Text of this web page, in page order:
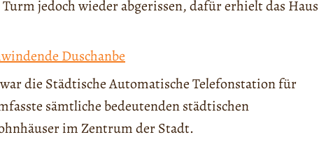
jedoch wieder abgerissen, dafür erhielt das Haus
Duschanbe
die Städtische Automatische Telefonstation für
sämtliche bedeutenden städtischen
im Zentrum der Stadt.